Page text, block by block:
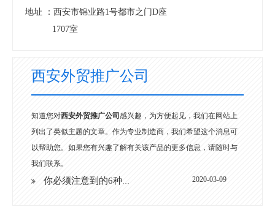
地址 ： 西安市锦业路1号都市之门D座
1707室
西安外贸推广公司
知道您对西安外贸推广公司 感兴趣，为方便起见，我们在网站上
列出了类似主题的文章。作为专业制造商，我们希望这个消息可
以帮助您。如果您有兴趣了解有关该产品的更多信息，请随时与
我们联系。
你必须注意到的6种SEO常见误区 2020-03-09